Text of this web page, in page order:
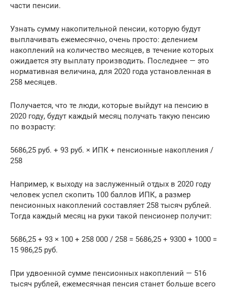
части пенсии.
Узнать сумму накопительной пенсии, которую будут
выплачивать ежемесячно, очень просто: делением
накоплений на количество месяцев, в течение которых
ожидается эту выплату производить. Последнее — это
нормативная величина, для 2020 года установленная в
258 месяцев.
Получается, что те люди, которые выйдут на пенсию в
2020 году, будут каждый месяц получать такую пенсию
по возрасту:
5686,25 руб. + 93 руб. × ИПК + пенсионные накопления /
258
Например, к выходу на заслуженный отдых в 2020 году
человек успел скопить 100 баллов ИПК, а размер
пенсионных накоплений составляет 258 тысяч рублей.
Тогда каждый месяц на руки такой пенсионер получит:
5686,25 + 93 × 100 + 258 000 / 258 = 5686,25 + 9300 + 1000 =
15 986,25 руб.
При удвоенной сумме пенсионных накоплений — 516
тысяч рублей, ежемесячная пенсия станет больше всего